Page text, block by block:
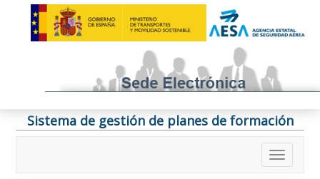
Sistema de gestión de planes de formación